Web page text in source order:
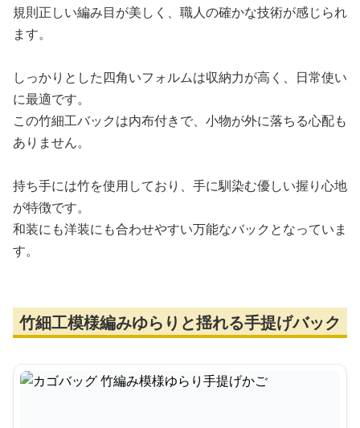
規則正しい編み目が美しく、職人の確かな技術が感じられ
ます。
しっかりとした四角いフォルムは収納力が高く、日常使い
に最適です。
この竹細工バックは内布付きで、小物が外に落ちる心配も
ありません。
持ち手には竹を使用しており、手に馴染む優しい握り心地
が特徴です。
和装にも洋装にも合わせやすい万能なバックとなっていま
す。
竹細工模様編みゆらりと揺れる手提げバック